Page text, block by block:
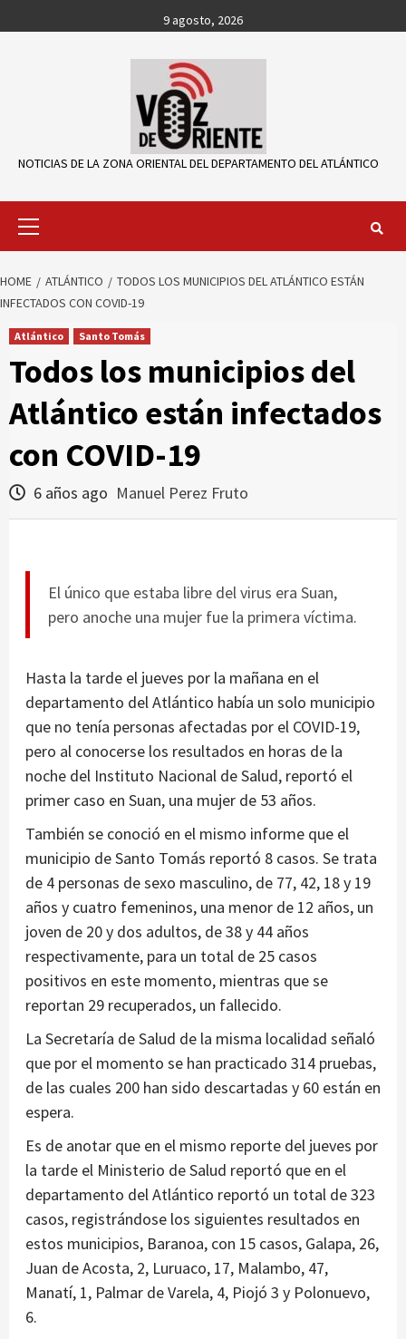
to
9 agosto, 2026
NOTICIAS DE LA ZONA ORIENTAL DEL DEPARTAMENTO DEL ATLÁNTICO
Primary
HOME ATLÁNTICO
TODOS LOS MUNICIPIOS DEL ATLÁNTICO ESTÁN
INFECTADOS CON COVID-19
Atlántico Santo Tomás
Todos los municipios del
Atlántico están infectados
con COVID-19
6 años ago Manuel Perez Fruto
El único que estaba libre del virus era Suan,
pero anoche una mujer fue la primera víctima.
Hasta la tarde el jueves por la mañana en el
departamento del Atlántico había un solo municipio
que no tenía personas afectadas por el COVID-19,
pero al conocerse los resultados en horas de la
noche del Instituto Nacional de Salud, reportó el
primer caso en Suan, una mujer de 53 años.
También se conoció en el mismo informe que el
municipio de Santo Tomás reportó 8 casos. Se trata
de 4 personas de sexo masculino, de 77, 42, 18 y 19
años y cuatro femeninos, una menor de 12 años, un
joven de 20 y dos adultos, de 38 y 44 años
respectivamente, para un total de 25 casos
positivos en este momento, mientras que se
reportan 29 recuperados, un fallecido.
La Secretaría de Salud de la misma localidad señaló
que por el momento se han practicado 314 pruebas,
de las cuales 200 han sido descartadas y 60 están en
espera.
Es de anotar que en el mismo reporte del jueves por
la tarde el Ministerio de Salud reportó que en el
departamento del Atlántico reportó un total de 323
casos, registrándose los siguientes resultados en
estos municipios, Baranoa, con 15 casos, Galapa, 26,
Juan de Acosta, 2, Luruaco, 17, Malambo, 47,
Manatí, 1, Palmar de Varela, 4, Piojó 3 y Polonuevo,
6.